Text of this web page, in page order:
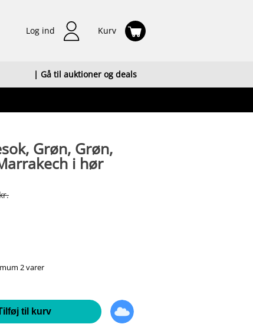
Log ind Kurv
| Gå til auktioner og deals
Grøn, Grøn,
i hør
2 varer
til kurv